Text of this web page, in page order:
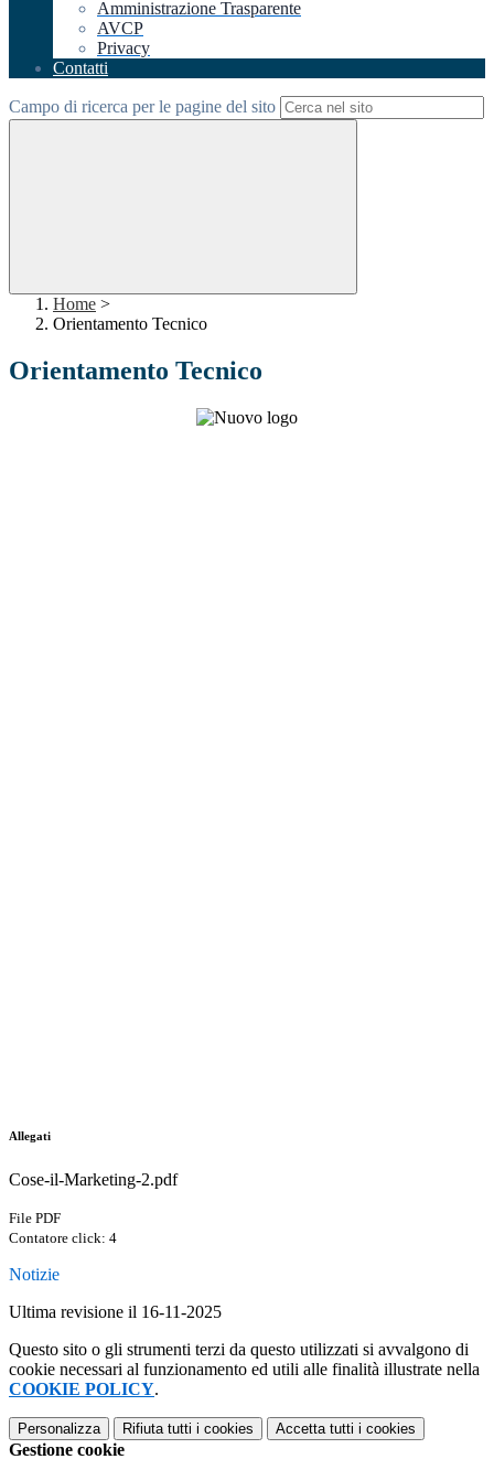
Amministrazione Trasparente
AVCP
Privacy
Contatti
Campo di ricerca per le pagine del sito
Home >
Orientamento Tecnico
Orientamento Tecnico
Allegati
Cose-il-Marketing-2.pdf
File PDF
Contatore click: 4
Notizie
Ultima revisione il 16-11-2025
Questo sito o gli strumenti terzi da questo utilizzati si avvalgono di
cookie necessari al funzionamento ed utili alle finalità illustrate nella
COOKIE POLICY.
Personalizza Rifiuta tutti i cookies Accetta tutti i cookies
Gestione cookie